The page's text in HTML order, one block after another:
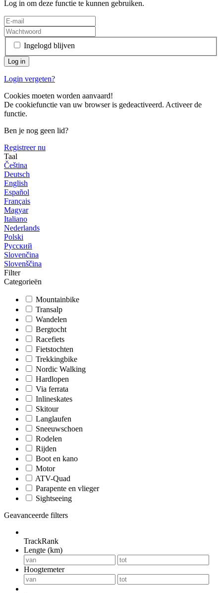
Log in om deze functie te kunnen gebruiken.
Ingelogd blijven
Login vergeten?
Cookies moeten worden aanvaard!
De cookiefunctie van uw browser is gedeactiveerd. Activeer de
functie.
Ben je nog geen lid?
Registreer nu
Taal
Čeština
Deutsch
English
Español
Français
Magyar
Italiano
Nederlands
Polski
Русский
Slovenčina
Slovenščina
Filter
Categorieën
Mountainbike
Transalp
Wandelen
Bergtocht
Racefiets
Fietstochten
Trekkingbike
Nordic Walking
Hardlopen
Via ferrata
Inlineskates
Skitour
Langlaufen
Sneeuwschoen
Rodelen
Rijden
Boot en kano
Motor
ATV-Quad
Parapente en vlieger
Sightseeing
Geavanceerde filters
TrackRank
Lengte (km)
Hoogtemeter